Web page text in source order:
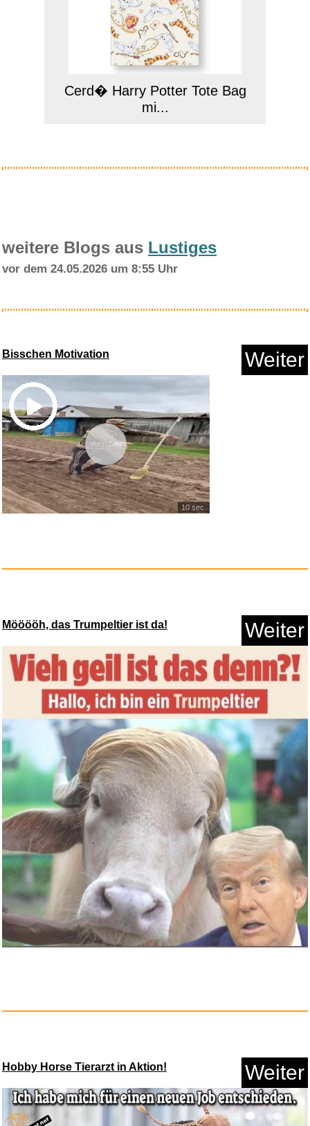
Cerd� Harry Potter Tote Bag
mi...
Anzeige
Courrier international HS n�10...
Anzeige
Anzeige
weitere Blogs aus Lustiges
vor dem 24.05.2026 um 8:55 Uhr
Bisschen Motivation Weiter
Vorschau
10 sec.
Mööööh, das Trumpeltier ist da! Weiter
Hobby Horse Tierarzt in Aktion! Weiter